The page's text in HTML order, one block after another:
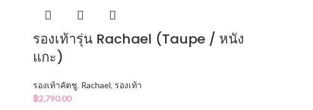
รองเท้ารุ่น Rachael (Taupe / หนัง
แกะ)
รองเท้าคัตชู, Rachael, รองเท้า
฿2,790.00